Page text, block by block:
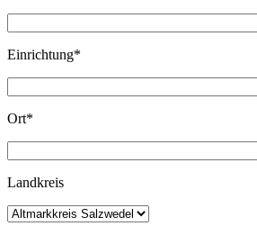
Einrichtung*
Ort*
Landkreis